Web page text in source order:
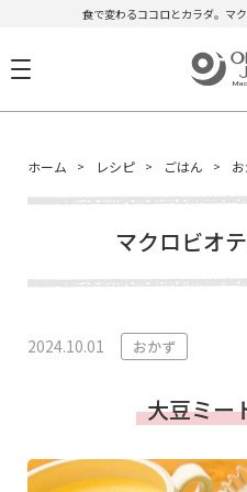
食で変わるココロとカラダ。マ
ホーム レシピ ごはん
マクロビオ
2024.10.01 おかず
大豆ミー